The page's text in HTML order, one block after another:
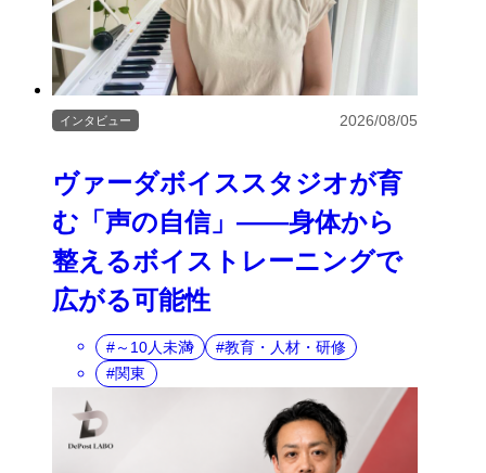
ヴァーダボイススタジオが育
む「声の自信」――身体から
整えるボイストレーニングで
広がる可能性
インタビュー 2026/08/05
～10人未満
教育・人材・研修
関東